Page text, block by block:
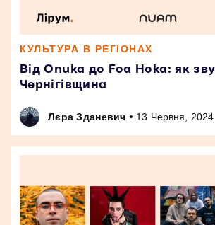
КУЛЬТУРА В РЕГІОНАХ
Від Onuka до Foa Hoka: як
Чернігівщина
Лєра Зданевич • 13 Червня, 2024